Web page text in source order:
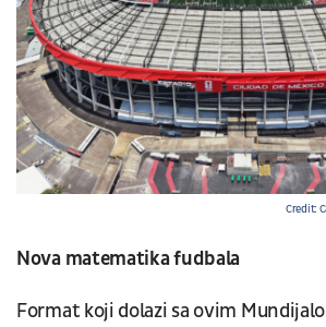
Credit:
Nova matematika fudbala
Format koji dolazi sa ovim